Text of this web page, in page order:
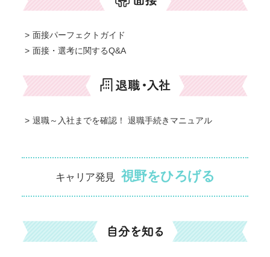
面接パーフェクトガイド
面接・選考に関するQ&A
退職～入社までを確認！ 退職手続きマニュアル
キャリア発見 視野をひろげる